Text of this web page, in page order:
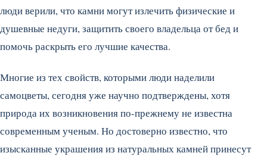
люди верили, что камни могут излечить физические и
душевные недуги, защитить своего владельца от бед и
помочь раскрыть его лучшие качества.
Многие из тех свойств, которыми люди наделили
самоцветы, сегодня уже научно подтверждены, хотя
природа их возникновения по-прежнему не известна
современным ученым. Но достоверно известно, что
изысканные украшения из натуральных камней принесут